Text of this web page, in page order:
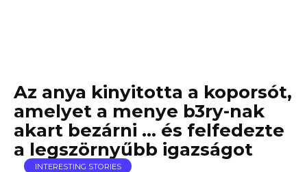
Az anya kinyitotta a koporsót,
amelyet a menye b3ry-nak
akart bezárni … és felfedezte
a legszörnyűbb igazságot
INTERESTING STORIES